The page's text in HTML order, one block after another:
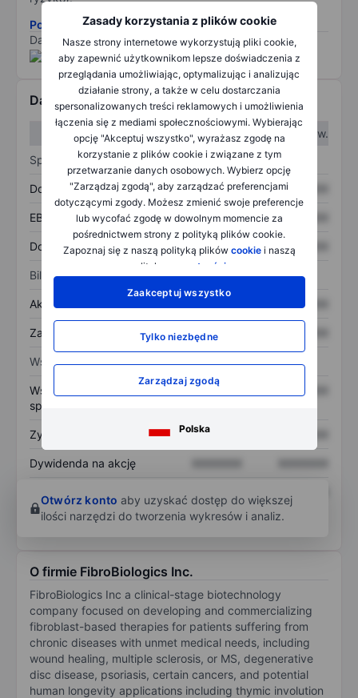
Zasady korzystania z plików cookie
Nasze strony internetowe wykorzystują pliki cookie,
aby zapewnić użytkownikom lepsze doświadczenia z
przeglądania umożliwiając, optymalizując i analizując
działanie strony, a także w celu dostarczania
spersonalizowanych treści reklamowych i umożliwienia
łączenia się z mediami społecznościowymi. Wybierając
opcję "Akceptuj wszystko", wyrażasz zgodę na
korzystanie z plików cookie i związane z tym
przetwarzanie danych osobowych. Wybierz opcję
"Zarządzaj zgodą", aby zarządzać preferencjami
dotyczącymi zgody. Możesz zmienić swoje preferencje
lub wycofać zgodę w dowolnym momencie za
pośrednictwem strony z polityką plików cookie.
Zapoznaj się z naszą polityką plików cookiei naszą
polityką
prywatności
Zaakceptuj wszystko
Tylko niezbędne
Zarządzaj zgodą
Polska
Pobierz metodologię ryzyka ESG.
Dane dostarczone przez
/
Dane finansowe
W I kw.
W II kw.
Sprawozdanie z zysków
Dochód XXXXXXX XXXXXXX
EBITDA XXXXXXX XXXXXXX
Dochód netto XXXXXXX XXXXXXX
Bilans
Aktywa ogółem XXXXXXX
Zadłużenie ogółem XXXXXXX
Wskaźniki
Współczynnik cena do
sprzedaży
XXXXXXX XXXXXXX
Zysk na akcję XXXXXXX
Dywidenda na akcję
własnego
Otwórz konto aby uzyskać dostęp do większej
ilości narzędzi do tworzenia wykresów i analiz.
O firmie FibroBiologics Inc.
FibroBiologics Inc a clinical-stage biotechnology
company focused on developing and commercializing
fibroblast-based therapies for patients suffering from
chronic diseases with unmet medical needs, including
wound healing, multiple sclerosis, or MS, degenerative
disc disease, psoriasis, certain cancers, and potential
human longevity applications including thymic involution